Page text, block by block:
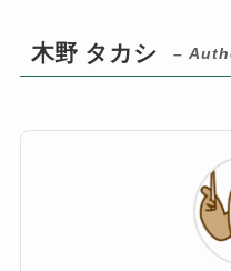
木野 タカシ –